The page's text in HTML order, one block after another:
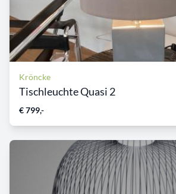
Kröncke
Tischleuchte Quasi 2
€ 799,-